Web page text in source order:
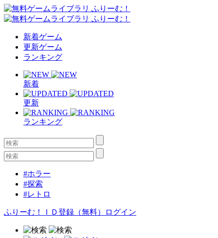
新着ゲーム
更新ゲーム
ランキング
新着
更新
ランキング
#ホラー
#探索
#レトロ
ふりーむ！ＩＤ登録（無料） ログイン